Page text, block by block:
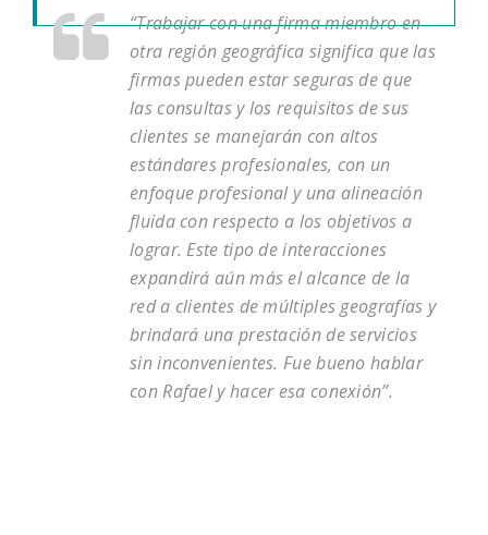
“Trabajar con una firma miembro en
otra región geográfica significa que las
firmas pueden estar seguras de que
las consultas y los requisitos de sus
clientes se manejarán con altos
estándares profesionales, con un
enfoque profesional y una alineación
fluida con respecto a los objetivos a
lograr. Este tipo de interacciones
expandirá aún más el alcance de la
red a clientes de múltiples geografías y
brindará una prestación de servicios
sin inconvenientes. Fue bueno hablar
con Rafael y hacer esa conexión”.